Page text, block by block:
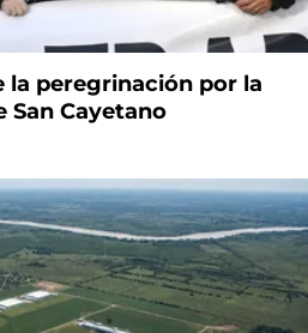
peregrinación por la
San Cayetano